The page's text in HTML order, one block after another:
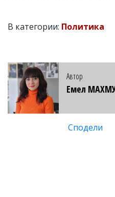
В категории: Политика
Автор
Емел
Сподели